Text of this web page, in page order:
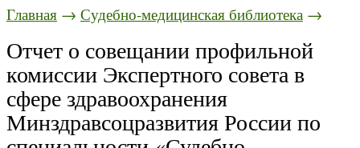
Главная → Судебно-медицинская библиотека →
Отчет о совещании профильной
комиссии Экспертного совета в
сфере здравоохранения
Минздравсоцразвития России по